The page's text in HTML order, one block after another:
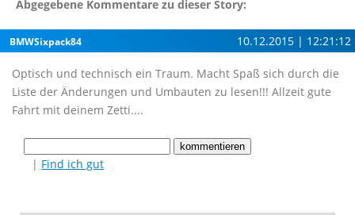
Abgegebene Kommentare zu dieser Story:
BMWSixpack84 10.12.2015 | 12:21:12
Optisch und technisch ein Traum. Macht Spaß sich durch die
Liste der Änderungen und Umbauten zu lesen!!! Allzeit gute
Fahrt mit deinem Zetti....
| Find ich gut